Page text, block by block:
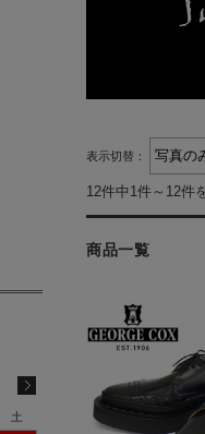
表示切替：
12件中1件～12件
商品一覧
土